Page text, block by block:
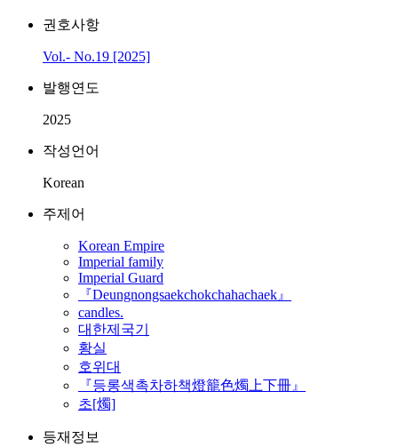
권호사항
Vol.- No.19 [2025]
발행연도
2025
작성언어
Korean
주제어
Korean Empire
Imperial family
Imperial Guard
『Deungnongsaekchokchahachaek』
candles.
대한제국기
황실
호위대
『등롱색촉차하책燈籠色燭上下冊』
초[燭]
등재정보